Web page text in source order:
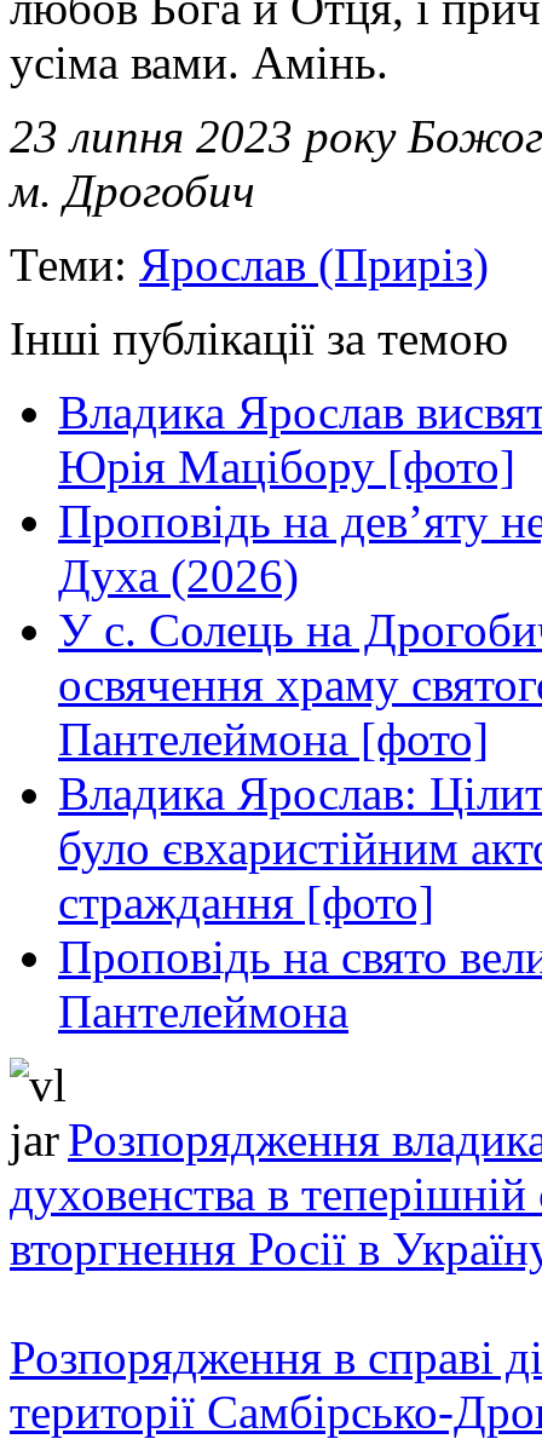
усіма вами. Амінь.
23 липня 2023 року
м. Дрогобич
Теми: Ярослав (Приріз)
Інші публікації за темою
Владика Ярослав
Юрія Мацібору [фото]
Проповідь на дев’яту
Духа (2026)
У с. Солець на
освячення храму
Пантелеймона [фото]
Владика Ярослав:
було євхаристійним
страждання [фото]
Проповідь на свято
Пантелеймона
Розпорядження
духовенства в теперішній
вторгнення Росії в
Розпорядження в справі
території Самбірсько-